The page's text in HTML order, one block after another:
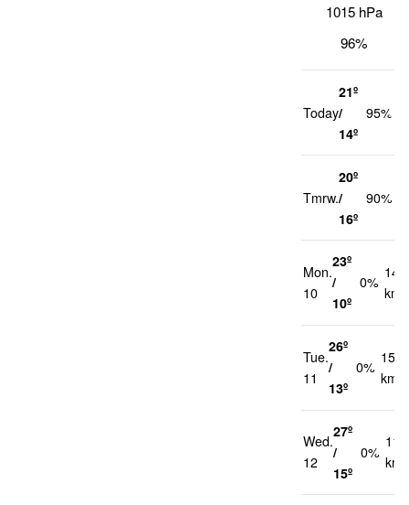
1015 hPa
96%
Today
21º
/
14º
95%
Tmrw.
20º
/
16º
90%
Mon.
10
23º
/
10º
0%
14
km/
Tue.
11
26º
/
13º
0%
15
km/h
Wed.
12
27º
/
15º
0%
11